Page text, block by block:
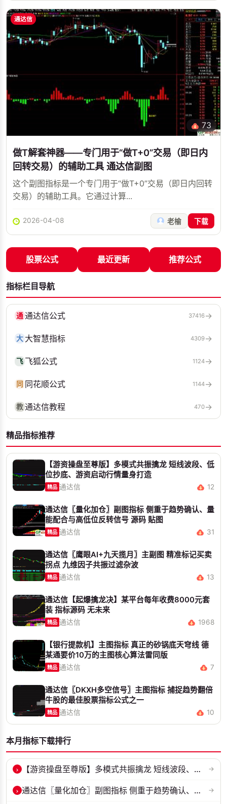
通达信
73
做T解套神器——专门用于“做T+0”交易（即日内
回转交易）的辅助工具 通达信副图
这个副图指标是一个专门用于“做T+0”交易（即日内回转
交易）的辅助工具。它通过计算...
2026-04-08 老榆 下载
股票公式 最近更新 推荐公式
指标栏目导航
通通达信公式 37416→
大 大智慧指标 4309→
飞 飞狐公式 1124→
同 同花顺公式 1144→
教通达信教程 470→
精品指标推荐
【游资操盘至尊版】多模式共振擒龙 短线波段、低
位抄底、游资启动行情量身打造
精品 通达信 12
通达信〖量化加仓〗副图指标 侧重于趋势确认、量
能配合与高低位反转信号 源码 贴图
精品 通达信 31
通达信〖鹰眼AI+九天揽月〗主副图 精准标记买卖
拐点 九维因子共振过滤杂波
精品 通达信 13
通达信【起爆擒龙决】某平台每年收费8000元套
装 指标源码 无未来
精品 通达信 1968
【银行提款机】主图指标 真正的砂锅底天穹线 德
某通要价10万的主图核心算法雷同版
精品 通达信 7
通达信〖DKXH多空信号〗主图指标 捕捉趋势翻倍
牛股的最佳股票指标公式之一
精品 通达信 10
本月指标下载排行
› 【游资操盘至尊版】多模式共振擒龙 短线波段、低位抄底、游资启动行情量... →
› 通达信〖量化加仓〗副图指标 侧重于趋势确认、量能配合与高低位反转信号... →